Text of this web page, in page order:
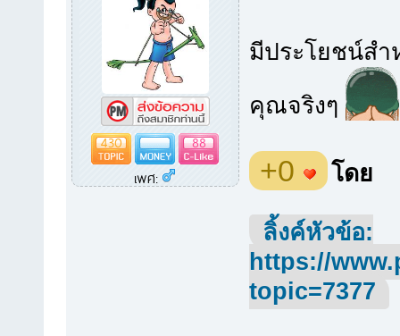
430
88
เพศ:
มีประโยชน์ส
คุณจริงๆ
+0 โดย
ลิ้งค์หัวข้อ:
https://
topic=7377